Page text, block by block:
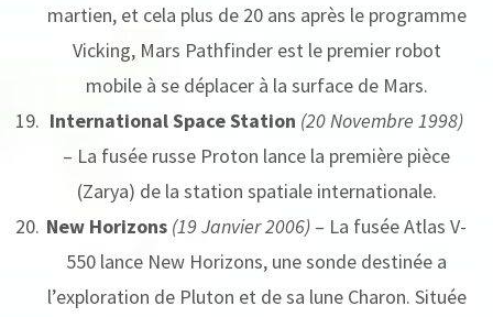
martien, et cela plus de 20 ans après le programme
Vicking, Mars Pathfinder est le premier robot
mobile à se déplacer à la surface de Mars.
International Space Station (20 Novembre 1998)
– La fusée russe Proton lance la première pièce
(Zarya) de la station spatiale internationale.
New Horizons (19 Janvier 2006) – La fusée Atlas V-
550 lance New Horizons, une sonde destinée a
l’exploration de Pluton et de sa lune Charon. Située